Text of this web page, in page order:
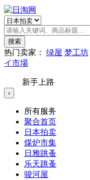
搜索
热门卖家： 绿屋 梦工坊
イ市場
新手上路
‹
所有服务
聚合首页
日本拍卖
煤炉市集
日雅跳蚤
乐天跳蚤
骏河屋